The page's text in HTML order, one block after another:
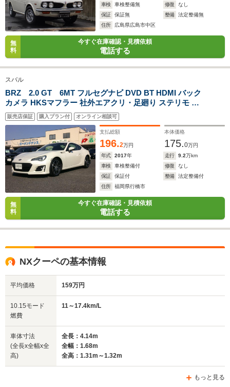
車検 車検整備無 修復
なし
保証
保証無 整備
法定整備無
住所
広島県広島市中区
無
料
今すぐ在庫確認・見積依頼
電話する
スバル
BRZ 2.0 GT 6MT フルセグナビ DVD BT HDMI バック
カメラ HKSマフラー 社外エアクリ・足廻り ステリモ ク
ルーズコントロール LEDヘッド 純正AW
販売店保証 購入プラン付 オンライン相談可
支払総額
196.2万円
本体価格
175.0万円
年式
2017年 走行 9.2万km
車検
車検整備付 修復
なし
保証
保証付 整備
法定整備付
住所
福岡県行橋市
無
料
今すぐ在庫確認・見積依頼
電話する
NXクーペの基本情報
平均価格 159万円
10.15モード
燃費
11～17.4km/L
車体寸法
(全長x全幅x全
高)
全長：4.14m
全幅：1.68m
全高：1.31m～1.32m
もっと見る